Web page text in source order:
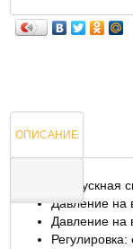
ОПИСАНИЕ
ОТЗЫВЫ
Пропускная
Давление на
Давление на
Регулировка: